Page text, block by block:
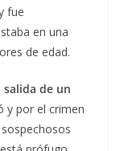
fue
en una
de edad.
salida de un
y por el crimen